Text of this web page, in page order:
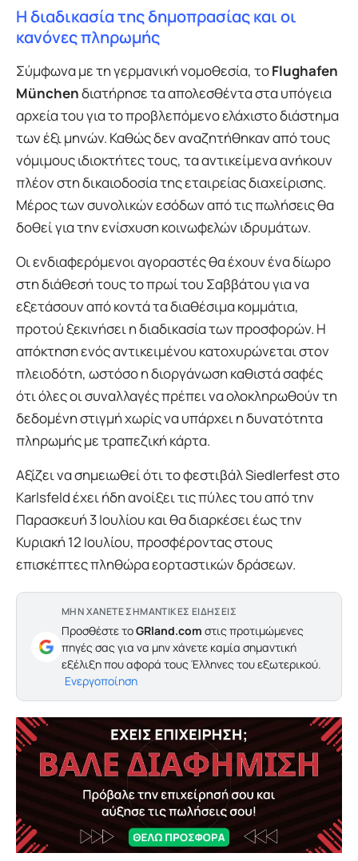
Η διαδικασία της δημοπρασίας και οι
κανόνες πληρωμής
Σύμφωνα με τη γερμανική νομοθεσία, τοFlughafen
Münchenδιατήρησε τα απολεσθέντα στα υπόγεια
αρχεία του για το προβλεπόμενο ελάχιστο διάστημα
των έξι μηνών. Καθώς δεν αναζητήθηκαν από τους
νόμιμους ιδιοκτήτες τους, τα αντικείμενα ανήκουν
πλέον στη δικαιοδοσία της εταιρείας διαχείρισης.
Μέρος των συνολικών εσόδων από τις πωλήσεις θα
δοθεί για την ενίσχυση κοινωφελών ιδρυμάτων.
Οι ενδιαφερόμενοι αγοραστές θα έχουν ένα δίωρο
στη διάθεσή τους το πρωί του Σαββάτου για να
εξετάσουν από κοντά τα διαθέσιμα κομμάτια,
προτού ξεκινήσει η διαδικασία των προσφορών. Η
απόκτηση ενός αντικειμένου κατοχυρώνεται στον
πλειοδότη, ωστόσο η διοργάνωση καθιστά σαφές
ότι όλες οι συναλλαγές πρέπει να ολοκληρωθούν τη
δεδομένη στιγμή χωρίς να υπάρχει η δυνατότητα
πληρωμής με τραπεζική κάρτα.
Αξίζει να σημειωθεί ότι το φεστιβάλ Siedlerfest στο
Karlsfeld έχει ήδη ανοίξει τις πύλες του από την
Παρασκευή 3 Ιουλίου και θα διαρκέσει έως την
Κυριακή 12 Ιουλίου, προσφέροντας στους
επισκέπτες πληθώρα εορταστικών δράσεων.
ΜΗΝ ΧΑΝΕΤΕ ΣΗΜΑΝΤΙΚΕΣ ΕΙΔΗΣΕΙΣ
Προσθέστε τοGRland.com στις προτιμώμενες
πηγές σας για να μην χάνετε καμία σημαντική
εξέλιξη που αφορά τους Έλληνες του εξωτερικού.
Ενεργοποίηση